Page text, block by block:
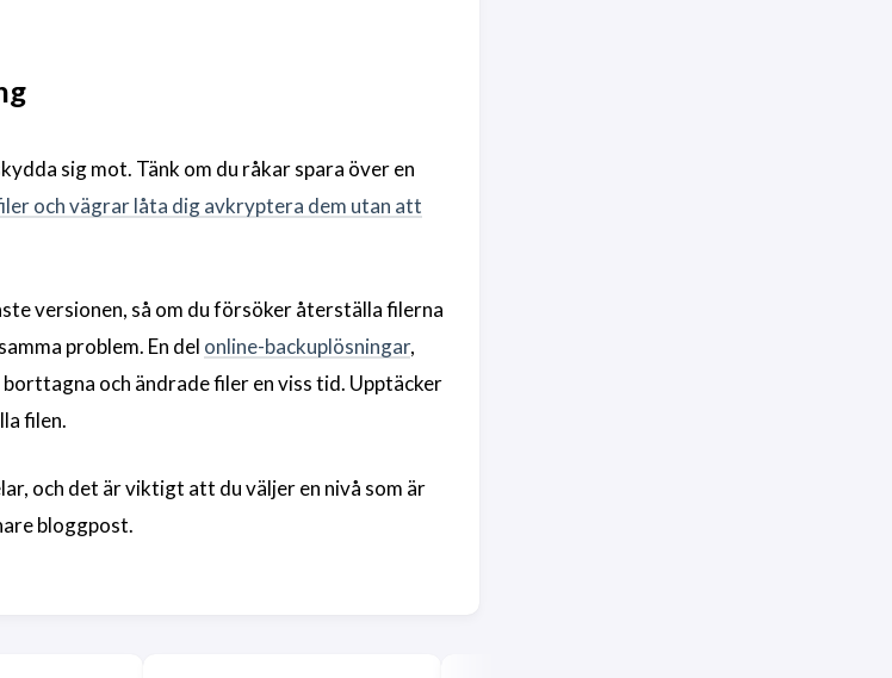
sig mot. Tänk om du råkar spara över en
och vägrar låta dig avkryptera dem utan att
versionen, så om du försöker återställa filerna
problem. En del online-backuplösningar,
och ändrade filer en viss tid. Upptäcker
filen.
och det är viktigt att du väljer en nivå som är
bloggpost.